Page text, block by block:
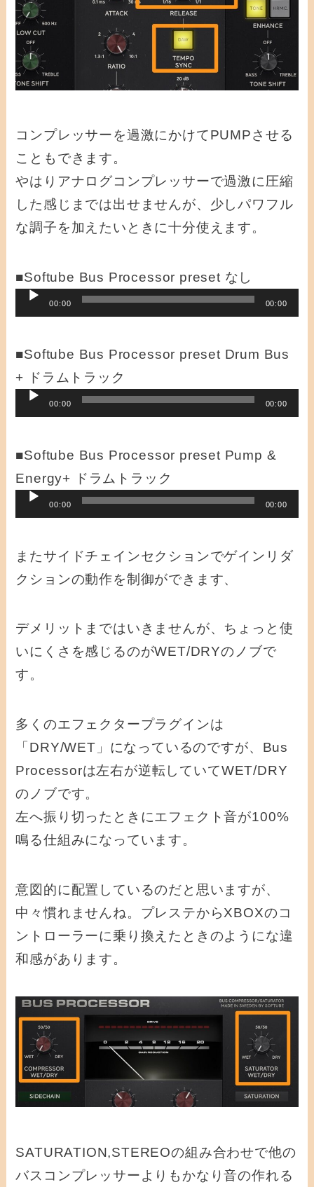
コンプレッサーを過激にかけてPUMPさせる
こともできます。
やはりアナログコンプレッサーで過激に圧縮
した感じまでは出せませんが、少しパワフル
な調子を加えたいときに十分使えます。
■Softube Bus Processor preset なし
ー
ヤ
00:00 00:00
■Softube Bus Processor preset Drum Bus
+ ドラムトラック
ー
ヤ
00:00 00:00
■Softube Bus Processor preset Pump &
Energy+ ドラムトラック
00:00 00:00
またサイドチェインセクションでゲインリダ
クションの動作を制御ができます、
デメリットまではいきませんが、ちょっと使
いにくさを感じるのがWET/DRYのノブで
す。
多くのエフェクタープラグインは
「DRY/WET」になっているのですが、Bus
Processorは左右が逆転していてWET/DRY
のノブです。
左へ振り切ったときにエフェクト音が100%
鳴る仕組みになっています。
意図的に配置しているのだと思いますが、
中々慣れませんね。プレステからXBOXのコ
ントローラーに乗り換えたときのようにな違
和感があります。
SATURATION,STEREOの組み合わせで他の
バスコンプレッサーよりもかなり音の作れる